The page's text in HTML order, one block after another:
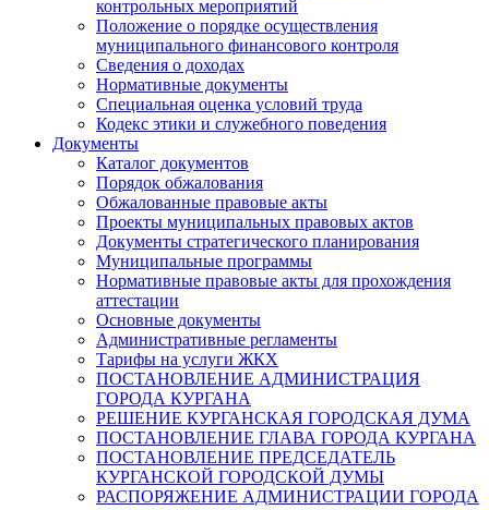
контрольных мероприятий
Положение о порядке осуществления
муниципального финансового контроля
Сведения о доходах
Нормативные документы
Специальная оценка условий труда
Кодекс этики и служебного поведения
Документы
Каталог документов
Порядок обжалования
Обжалованные правовые акты
Проекты муниципальных правовых актов
Документы стратегического планирования
Муниципальные программы
Нормативные правовые акты для прохождения
аттестации
Основные документы
Административные регламенты
Тарифы на услуги ЖКХ
ПОСТАНОВЛЕНИЕ АДМИНИСТРАЦИЯ
ГОРОДА КУРГАНА
РЕШЕНИЕ КУРГАНСКАЯ ГОРОДСКАЯ ДУМА
ПОСТАНОВЛЕНИЕ ГЛАВА ГОРОДА КУРГАНА
ПОСТАНОВЛЕНИЕ ПРЕДСЕДАТЕЛЬ
КУРГАНСКОЙ ГОРОДСКОЙ ДУМЫ
РАСПОРЯЖЕНИЕ АДМИНИСТРАЦИИ ГОРОДА